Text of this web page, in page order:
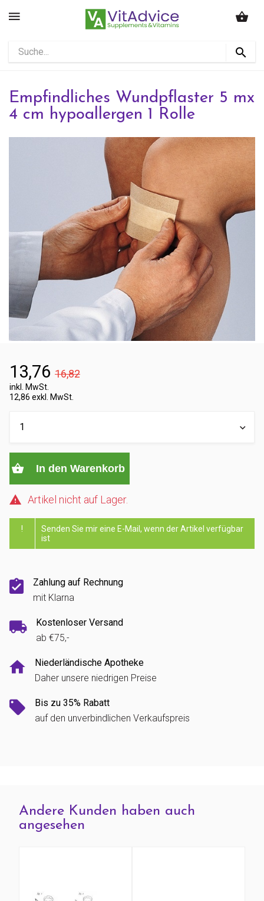
Empfindliches Wundpflaster 5 mx
4 cm hypoallergen 1 Rolle
13,76 16,82
inkl. MwSt.
12,86 exkl. MwSt.
In den Warenkorb
Artikel nicht auf Lager.
!
Senden Sie mir eine E-Mail, wenn der Artikel verfügbar
ist
Zahlung auf Rechnung
mit Klarna
Kostenloser Versand
ab €75,-
Niederländische Apotheke
Daher unsere niedrigen Preise
Bis zu 35% Rabatt
auf den unverbindlichen Verkaufspreis
Andere Kunden haben auch
angesehen